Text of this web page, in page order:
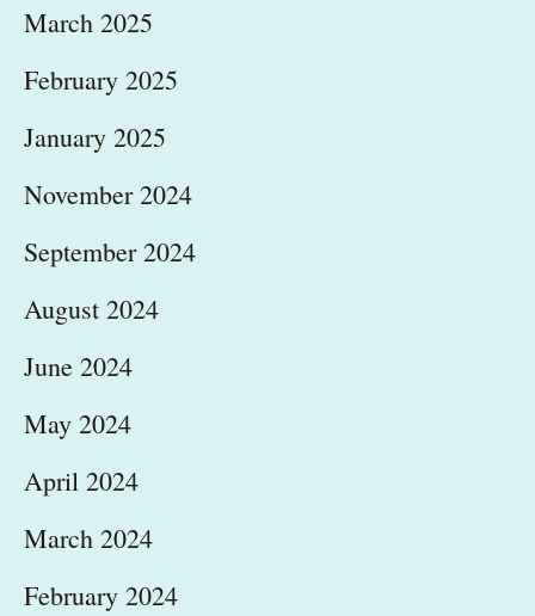
March 2025
February 2025
January 2025
November 2024
September 2024
August 2024
June 2024
May 2024
April 2024
March 2024
February 2024